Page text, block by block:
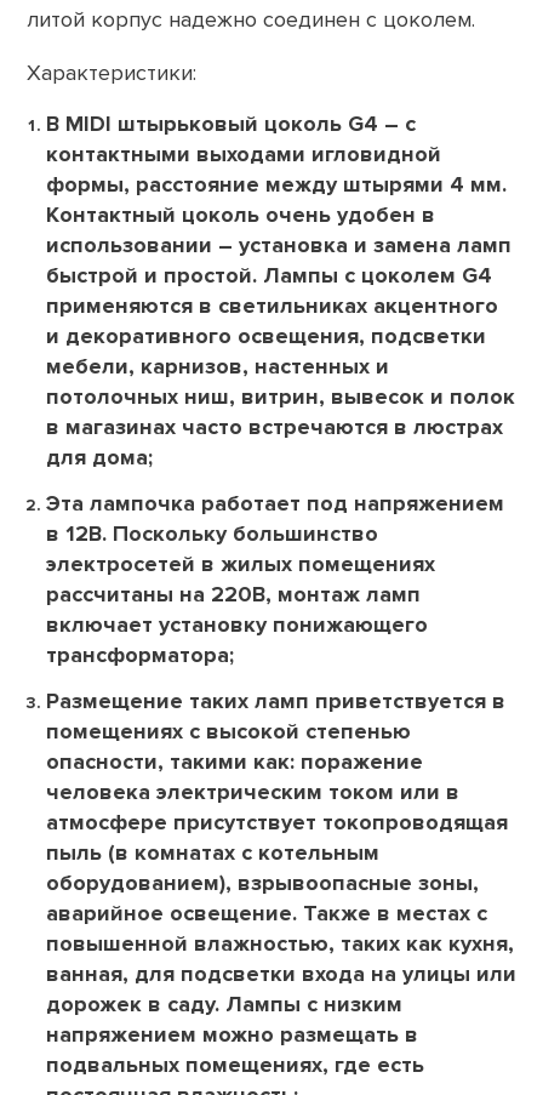
литой корпус надежно соединен с цоколем.
Характеристики:
В MIDI штырьковый цоколь G4 – с
контактными выходами игловидной
формы, расстояние между штырями 4 мм.
Контактный цоколь очень удобен в
использовании – установка и замена ламп
быстрой и простой. Лампы с цоколем G4
применяются в светильниках акцентного
и декоративного освещения, подсветки
мебели, карнизов, настенных и
потолочных ниш, витрин, вывесок и полок
в магазинах часто встречаются в люстрах
для дома;
Эта лампочка работает под напряжением
в 12В. Поскольку большинство
электросетей в жилых помещениях
рассчитаны на 220В, монтаж ламп
включает установку понижающего
трансформатора;
Размещение таких ламп приветствуется в
помещениях с высокой степенью
опасности, такими как: поражение
человека электрическим током или в
атмосфере присутствует токопроводящая
пыль (в комнатах с котельным
оборудованием), взрывоопасные зоны,
аварийное освещение. Также в местах с
повышенной влажностью, таких как кухня,
ванная, для подсветки входа на улицы или
дорожек в саду. Лампы с низким
напряжением можно размещать в
подвальных помещениях, где есть